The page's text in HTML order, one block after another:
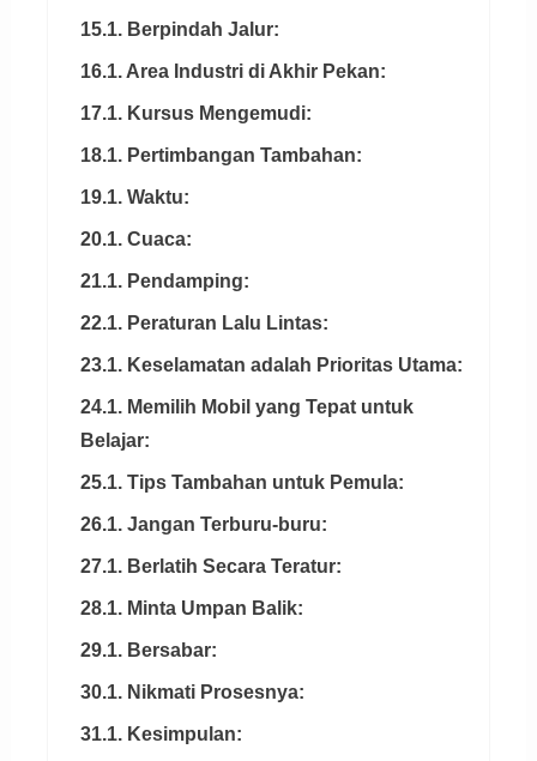
15.1. Berpindah Jalur:
16.1. Area Industri di Akhir Pekan:
17.1. Kursus Mengemudi:
18.1. Pertimbangan Tambahan:
19.1. Waktu:
20.1. Cuaca:
21.1. Pendamping:
22.1. Peraturan Lalu Lintas:
23.1. Keselamatan adalah Prioritas Utama:
24.1. Memilih Mobil yang Tepat untuk
Belajar:
25.1. Tips Tambahan untuk Pemula:
26.1. Jangan Terburu-buru:
27.1. Berlatih Secara Teratur:
28.1. Minta Umpan Balik:
29.1. Bersabar:
30.1. Nikmati Prosesnya:
31.1. Kesimpulan: